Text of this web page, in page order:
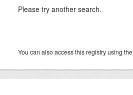
Please try another search.
You can also access this registry using the